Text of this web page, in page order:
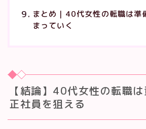
まとめ｜40代女性の転職は準
まっていく
【結論】40代女性の転職
正社員を狙える